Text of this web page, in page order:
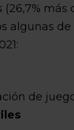
más
algunas de
de